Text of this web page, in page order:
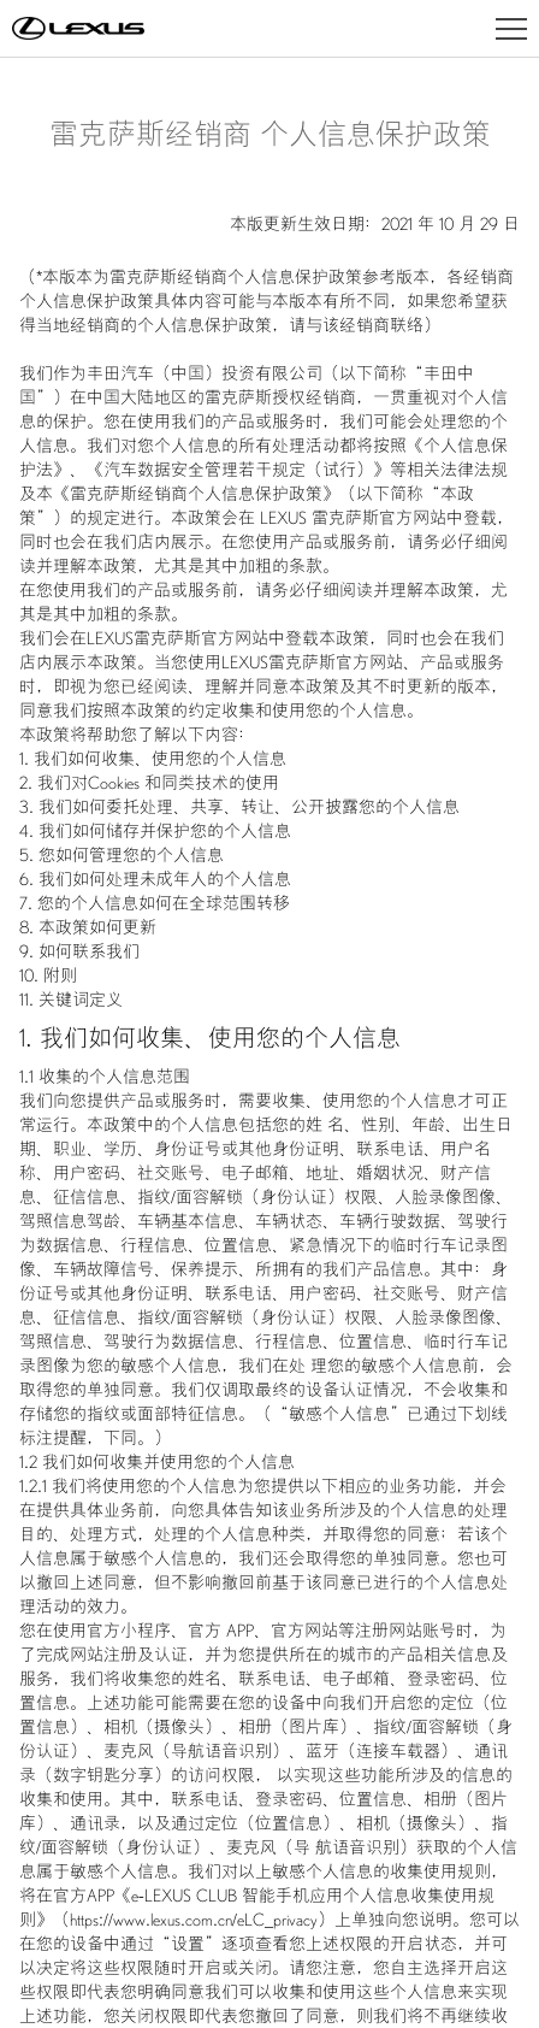
购车工具
车主服务
品牌天地
非凡之境
登录
雷克萨斯经销商 个人信息保护政策
本版更新生效日期：2021 年 10 月 29 日
（*本版本为雷克萨斯经销商个人信息保护政策参考版本，各经销商
个人信息保护政策具体内容可能与本版本有所不同，如果您希望获
得当地经销商的个人信息保护政策，请与该经销商联络）
我们作为丰田汽车（中国）投资有限公司（以下简称“丰田中
国”）在中国大陆地区的雷克萨斯授权经销商，一贯重视对个人信
息的保护。您在使用我们的产品或服务时，我们可能会处理您的个
人信息。我们对您个人信息的所有处理活动都将按照《个人信息保
护法》、《汽车数据安全管理若干规定（试行）》等相关法律法规
及本《雷克萨斯经销商个人信息保护政策》（以下简称“本政
策”）的规定进行。本政策会在 LEXUS 雷克萨斯官方网站中登载，
同时也会在我们店内展示。在您使用产品或服务前，请务必仔细阅
读并理解本政策，尤其是其中加粗的条款。
在您使用我们的产品或服务前，请务必仔细阅读并理解本政策，尤
其是其中加粗的条款。
我们会在LEXUS雷克萨斯官方网站中登载本政策，同时也会在我们
店内展示本政策。当您使用LEXUS雷克萨斯官方网站、产品或服务
时，即视为您已经阅读、理解并同意本政策及其不时更新的版本，
同意我们按照本政策的约定收集和使用您的个人信息。
本政策将帮助您了解以下内容：
1. 我们如何收集、使用您的个人信息
2. 我们对Cookies 和同类技术的使用
3. 我们如何委托处理、共享、转让、公开披露您的个人信息
4. 我们如何储存并保护您的个人信息
5. 您如何管理您的个人信息
6. 我们如何处理未成年人的个人信息
7. 您的个人信息如何在全球范围转移
8. 本政策如何更新
9. 如何联系我们
10. 附则
11. 关键词定义
1. 我们如何收集、使用您的个人信息
1.1 收集的个人信息范围
我们向您提供产品或服务时，需要收集、使用您的个人信息才可正
常运行。本政策中的个人信息包括您的姓 名、性别、年龄、出生日
期、职业、学历、身份证号或其他身份证明、联系电话、用户名
称、用户密码、社交账号、电子邮箱、地址、婚姻状况、财产信
息、征信信息、指纹/面容解锁（身份认证）权限、人脸录像图像、
驾照信息驾龄、车辆基本信息、车辆状态、车辆行驶数据、驾驶行
为数据信息、行程信息、位置信息、紧急情况下的临时行车记录图
像、车辆故障信号、保养提示、所拥有的我们产品信息。其中：身
份证号或其他身份证明、联系电话、用户密码、社交账号、财产信
息、征信信息、指纹/面容解锁（身份认证）权限、人脸录像图像、
驾照信息、驾驶行为数据信息、行程信息、位置信息、临时行车记
录图像为您的敏感个人信息，我们在处 理您的敏感个人信息前，会
取得您的单独同意。我们仅调取最终的设备认证情况，不会收集和
存储您的指纹或面部特征信息。（“敏感个人信息”已通过下划线
标注提醒，下同。）
1.2 我们如何收集并使用您的个人信息
1.2.1 我们将使用您的个人信息为您提供以下相应的业务功能，并会
在提供具体业务前，向您具体告知该业务所涉及的个人信息的处理
目的、处理方式，处理的个人信息种类，并取得您的同意；若该个
人信息属于敏感个人信息的，我们还会取得您的单独同意。您也可
以撤回上述同意，但不影响撤回前基于该同意已进行的个人信息处
理活动的效力。
您在使用官方小程序、官方 APP、官方网站等注册网站账号时，为
了完成网站注册及认证，并为您提供所在的城市的产品相关信息及
服务，我们将收集您的姓名、联系电话、电子邮箱、登录密码、位
置信息。上述功能可能需要在您的设备中向我们开启您的定位（位
置信息）、相机（摄像头）、相册（图片库）、指纹/面容解锁（身
份认证）、麦克风（导航语音识别）、蓝牙（连接车载器）、通讯
录（数字钥匙分享）的访问权限， 以实现这些功能所涉及的信息的
收集和使用。其中，联系电话、登录密码、位置信息、相册（图片
库）、通讯录，以及通过定位（位置信息）、相机（摄像头）、指
纹/面容解锁（身份认证）、麦克风（导 航语音识别）获取的个人信
息属于敏感个人信息。我们对以上敏感个人信息的收集使用规则，
将在官方APP《e-LEXUS CLUB 智能手机应用个人信息收集使用规
则》（https://www.lexus.com.cn/eLC_privacy）上单独向您说明。您可以
在您的设备中通过“设置”逐项查看您上述权限的开启状态，并可
以决定将这些权限随时开启或关闭。请您注意，您自主选择开启这
些权限即代表您明确同意我们可以收集和使用这些个人信息来实现
上述功能，您关闭权限即代表您撤回了同意，则我们将不再继续收